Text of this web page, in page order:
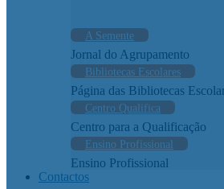
A Semente
Jornal do Agrupamento
Bibliotecas Escolares
Página das Bibliotecas
Centro Qualifica
Centro para a Qualificação
Ensino Profissional
Ensino Profissional
Contactos